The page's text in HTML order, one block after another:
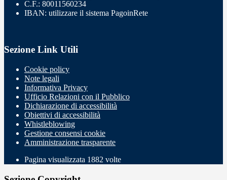
C.F.: 80011560234
IBAN: utilizzare il sistema PagoinRete
Sezione Link Utili
Cookie policy
Note legali
Informativa Privacy
Ufficio Relazioni con il Pubblico
Dichiarazione di accessibilità
Obiettivi di accessibilità
Whistleblowing
Gestione consensi cookie
Amministrazione trasparente
Pagina visualizzata 1882 volte